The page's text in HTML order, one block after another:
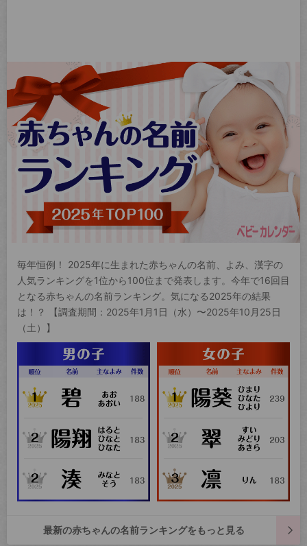
毎年恒例！ 2025年に生まれた赤ちゃんの名前、よみ、漢字の
人気ランキングを1位から100位まで発表します。今年で16回目
となる赤ちゃんの名前ランキング。気になる2025年の結果
は！？ 【調査期間：2025年1月1日（水）〜2025年10月25日
（土）】
最新の赤ちゃんの名前ランキングをもっと見る